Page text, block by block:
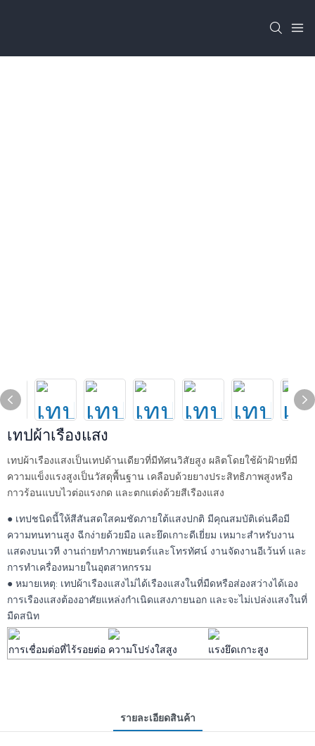
เทปผ้าเรืองแสง
เทปผ้าเรืองแสงเป็นเทปด้านเดียวที่มีทัศนวิสัยสูง ผลิตโดยใช้ผ้าฝ้ายที่มี
ความแข็งแรงสูงเป็นวัสดุพื้นฐาน เคลือบด้วยยางประสิทธิภาพสูงหรือ
กาวร้อนแบบไวต่อแรงกด และตกแต่งด้วยสีเรืองแสง
● เทปชนิดนี้ให้สีสันสดใสคมชัดภายใต้แสงปกติ มีคุณสมบัติเด่นคือมี
ความทนทานสูง ฉีกง่ายด้วยมือ และยึดเกาะดีเยี่ยม เหมาะสำหรับงาน
แสดงบนเวที งานถ่ายทำภาพยนตร์และโทรทัศน์ งานจัดงานอีเว้นท์ และ
การทำเครื่องหมายในอุตสาหกรรม
● หมายเหตุ: เทปผ้าเรืองแสงไม่ได้เรืองแสงในที่มืดหรือส่องสว่างได้เอง
การเรืองแสงต้องอาศัยแหล่งกำเนิดแสงภายนอก และจะไม่เปล่งแสงในที่
มืดสนิท
การเชื่อมต่อที่ไร้รอยต่อ ความโปร่งใสสูง แรงยึดเกาะสูง
รายละเอียดสินค้า